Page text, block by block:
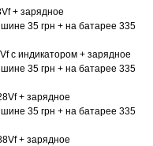
+ зарядное
35 грн + на батарее 335
с индикатором + зарядное
35 грн + на батарее 335
+ зарядное
35 грн + на батарее 335
+ зарядное